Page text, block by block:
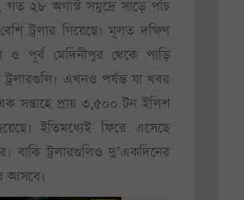
গত ২৮ অগাস্ট সমুদ্রে সাড়ে পাঁচ
ট্রলার গিয়েছে। মূলত দক্ষিণ
পূর্ব মেদিনীপুর থেকে পাড়ি
এখনও পর্যন্ত যা খবর
সপ্তাহে প্রায় ৩,৫০০ টন ইলিশ
ইতিমধ্যেই ফিরে এসেছে
বাকি ট্রলারগুলিও দু’একদিনের
আসবে।